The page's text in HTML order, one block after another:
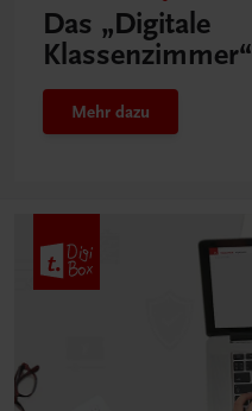
Das „Digitale
Klassenzimmer“
Mehr dazu